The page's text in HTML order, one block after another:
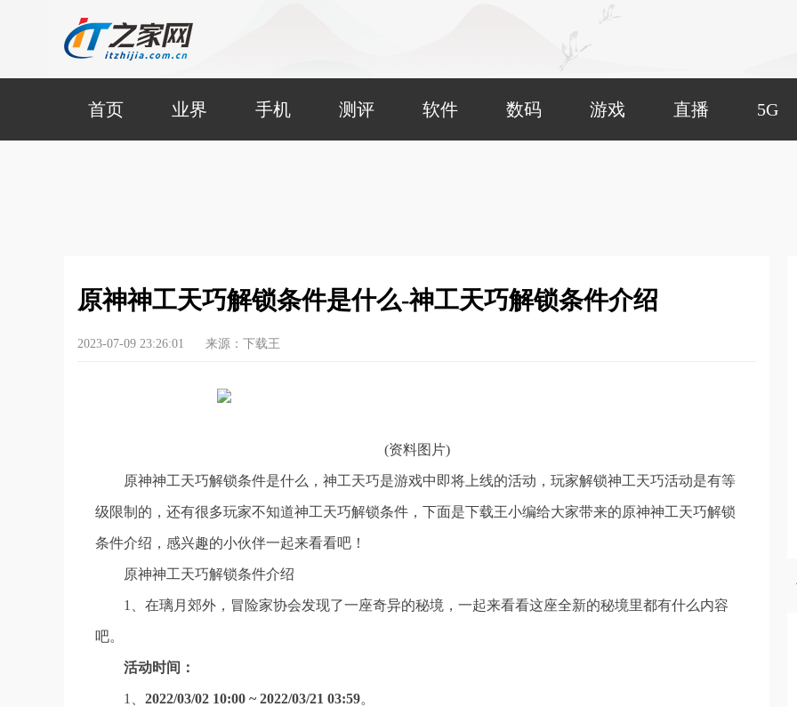
首页 业界 手机 测评 软件 数码 游戏 直播 5G
原神神工天巧解锁条件是什么-神工天巧解锁条件介绍
2023-07-09 23:26:01 来源：下载王
(资料图片)
原神神工天巧解锁条件是什么，神工天巧是游戏中即将上线的活动，玩家解锁神工天巧活动是有等
级限制的，还有很多玩家不知道神工天巧解锁条件，下面是下载王小编给大家带来的原神神工天巧解锁
条件介绍，感兴趣的小伙伴一起来看看吧！
原神神工天巧解锁条件介绍
1、在璃月郊外，冒险家协会发现了一座奇异的秘境，一起来看看这座全新的秘境里都有什么内容
吧。
活动时间：
1、 2022/03/02 10:00 ~ 2022/03/21 03:59。